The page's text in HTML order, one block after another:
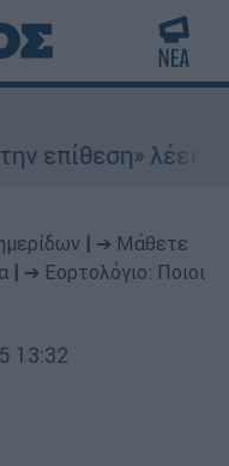
λέει η
➔ Μάθετε
➔ Εορτολόγιο: Ποιοι
13:32